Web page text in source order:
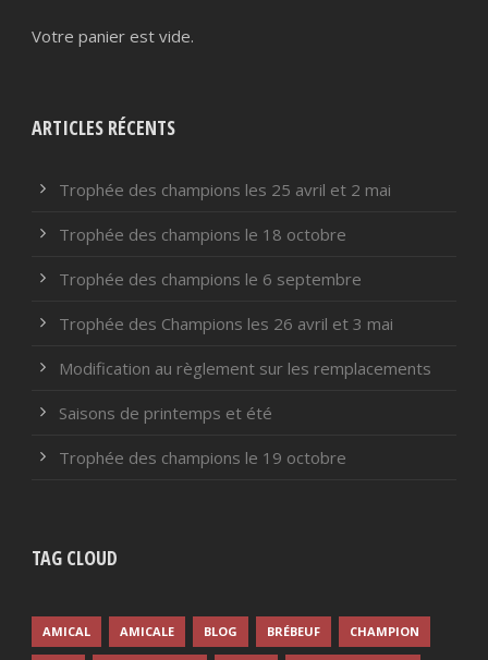
Votre panier est vide.
ARTICLES RÉCENTS
Trophée des champions les 25 avril et 2 mai
Trophée des champions le 18 octobre
Trophée des champions le 6 septembre
Trophée des Champions les 26 avril et 3 mai
Modification au règlement sur les remplacements
Saisons de printemps et été
Trophée des champions le 19 octobre
TAG CLOUD
AMICAL AMICALE BLOG BRÉBEUF CHAMPION